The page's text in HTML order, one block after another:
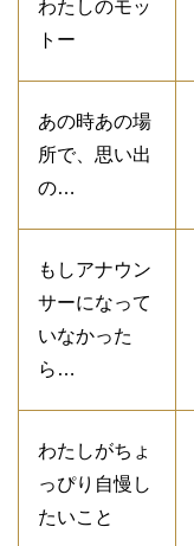
わたしのモッ
トー
あの時あの場
所で、思い出
の…
もしアナウン
サーになって
いなかった
ら…
わたしがちょ
っぴり自慢し
たいこと